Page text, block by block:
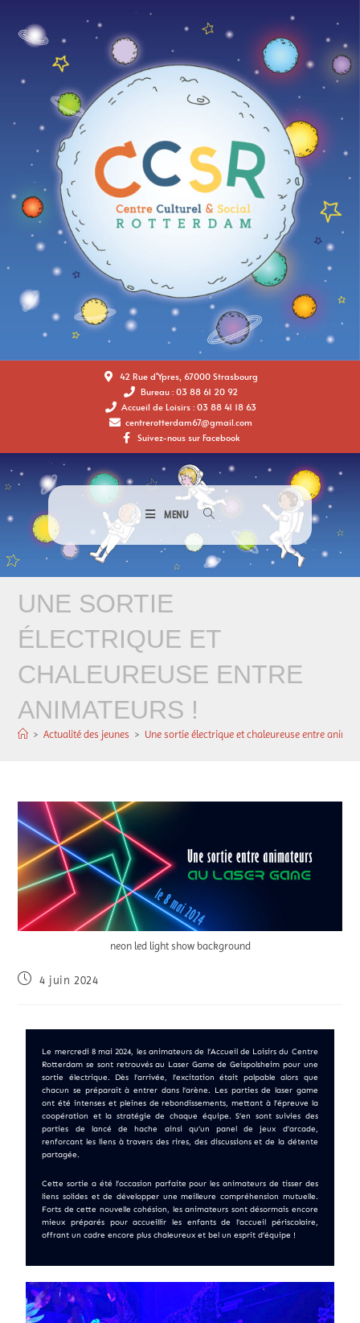
42 Rue d'Ypres, 67000 Strasbourg
Bureau : 03 88 61 20 92
Accueil de Loisirs : 03 88 41 18 63
centrerotterdam67@gmail.com
Suivez-nous sur Facebook
MENU
UNE SORTIE
ÉLECTRIQUE ET
CHALEUREUSE ENTRE
ANIMATEURS !
> Actualité des jeunes > Une sortie électrique et chaleureuse entre
neon led light show background
4 juin 2024
Le mercredi 8 mai 2024, les animateurs de l’Accueil de Loisirs du Centre
Rotterdam se sont retrouvés au Laser Game de Geispolsheim pour une
sortie électrique. Dès l’arrivée, l’excitation était palpable alors que
chacun se préparait à entrer dans l’arène. Les parties de laser game
ont été intenses et pleines de rebondissements, mettant à l’épreuve la
coopération et la stratégie de chaque équipe. S’en sont suivies des
parties de lancé de hache ainsi qu’un panel de jeux d’arcade,
renforcant les liens à travers des rires, des discussions et de la détente
partagée.
Cette sortie a été l’occasion parfaite pour les animateurs de tisser des
liens solides et de développer une meilleure compréhension mutuelle.
Forts de cette nouvelle cohésion, les animateurs sont désormais encore
mieux préparés pour accueillir les enfants de l’accueil périscolaire,
offrant un cadre encore plus chaleureux et bel un esprit d’équipe !